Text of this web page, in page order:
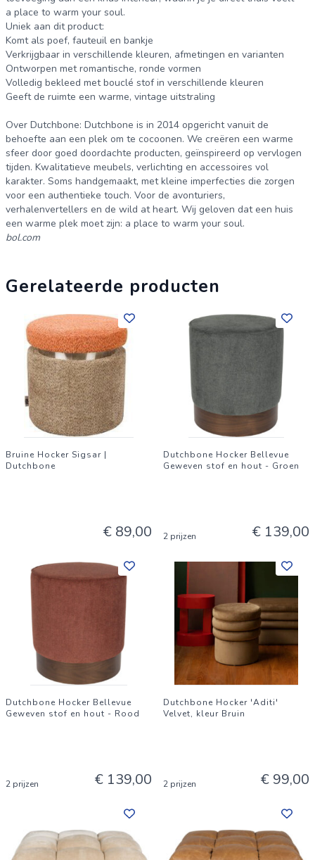
a place to warm your soul.
Uniek aan dit product:
Komt als poef, fauteuil en bankje
Verkrijgbaar in verschillende kleuren, afmetingen en varianten
Ontworpen met romantische, ronde vormen
Volledig bekleed met bouclé stof in verschillende kleuren
Geeft de ruimte een warme, vintage uitstraling
Over Dutchbone: Dutchbone is in 2014 opgericht vanuit de
behoefte aan een plek om te cocoonen. We creëren een warme
sfeer door goed doordachte producten, geïnspireerd op vervlogen
tijden. Kwalitatieve meubels, verlichting en accessoires vol
karakter. Soms handgemaakt, met kleine imperfecties die zorgen
voor een authentieke touch. Voor de avonturiers,
verhalenvertellers en de wild at heart. Wij geloven dat een huis
een warme plek moet zijn: a place to warm your soul.
bol.com
Gerelateerde producten
Bruine Hocker Sigsar |
Dutchbone
€ 89,00
Dutchbone Hocker Bellevue
Geweven stof en hout - Groen
2 prijzen € 139,00
Dutchbone Hocker Bellevue
Geweven stof en hout - Rood
2 prijzen € 139,00
Dutchbone Hocker 'Aditi'
Velvet, kleur Bruin
2 prijzen € 99,00